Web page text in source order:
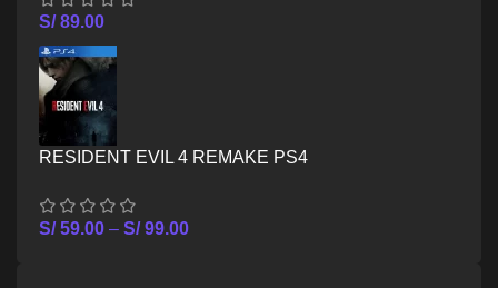
S/89.00
RESIDENT EVIL 4 REMAKE PS4
S/59.00 – S/99.00